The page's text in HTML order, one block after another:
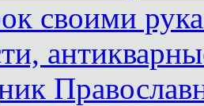
своими